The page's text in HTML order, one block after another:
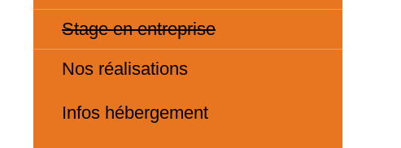
Stage en entreprise
Nos réalisations
Infos hébergement